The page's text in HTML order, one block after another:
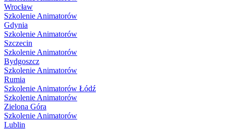
Wrocław
Szkolenie Animatorów
Gdynia
Szkolenie Animatorów
Szczecin
Szkolenie Animatorów
Bydgoszcz
Szkolenie Animatorów
Rumia
Szkolenie Animatorów Łódź
Szkolenie Animatorów
Zielona Góra
Szkolenie Animatorów
Lublin